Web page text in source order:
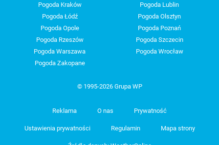
Pogoda Kraków
Pogoda Lublin
Pogoda Łódź
Pogoda Olsztyn
Pogoda Opole
Pogoda Poznań
Pogoda Rzeszów
Pogoda Szczecin
Pogoda Warszawa
Pogoda Wrocław
Pogoda Zakopane
© 1995-2026 Grupa WP
Reklama O nas Prywatność
Ustawienia prywatności Regulamin Mapa strony